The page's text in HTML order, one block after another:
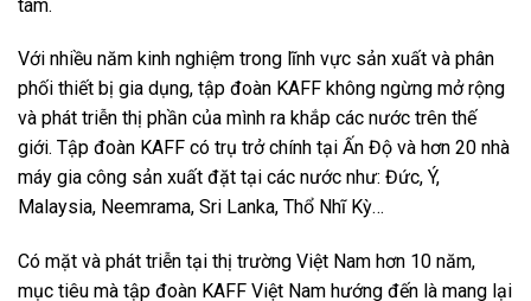
tâm.
Với nhiều năm kinh nghiệm trong lĩnh vực sản xuất và phân
phối thiết bị gia dụng, tập đoàn KAFF không ngừng mở rộng
và phát triễn thị phần của mình ra khắp các nước trên thế
giới. Tập đoàn KAFF có trụ trở chính tại Ấn Độ và hơn 20 nhà
máy gia công sản xuất đặt tại các nước như: Đức, Ý,
Malaysia, Neemrama, Sri Lanka, Thổ Nhĩ Kỳ…
Có mặt và phát triễn tại thị trường Việt Nam hơn 10 năm,
mục tiêu mà tập đoàn KAFF Việt Nam hướng đến là mang lại